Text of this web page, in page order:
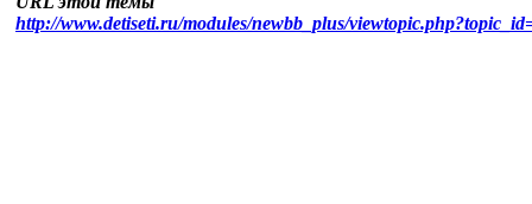
http://www.detiseti.ru/modules/newbb_plus/